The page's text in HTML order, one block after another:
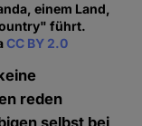
einem Land,
führt.
CC BY 2.0
reden